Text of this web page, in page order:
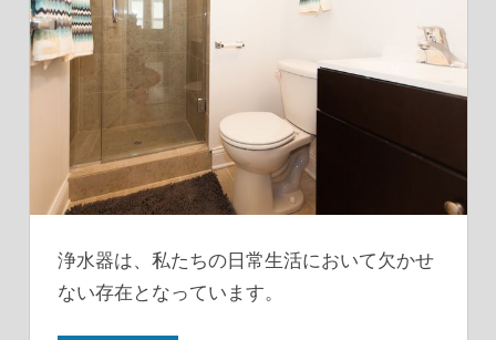
浄水器は、私たちの日常生活において欠かせ
ない存在となっています。